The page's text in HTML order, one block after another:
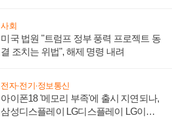
사회
미국 법원 "트럼프 정부 풍력 프로젝트 동
결 조치는 위법", 해제 명령 내려
전자·전기·정보통신
아이폰18 '메모리 부족'에 출시 지연되나,
삼성디스플레이 LG디스플레이 LG이노